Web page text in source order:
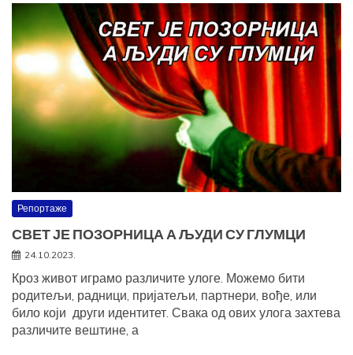
Репортаже
СВЕТ ЈЕ ПОЗОРНИЦА А ЉУДИ СУ ГЛУМЦИ
24.10.2023.
Кроз живот играмо различите улоге. Можемо бити
родитељи, радници, пријатељи, партнери, вође, или
било који други идентитет. Свака од ових улога захтева
различите вештине, а